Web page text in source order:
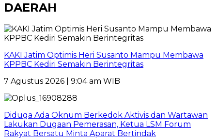
DAERAH
KAKI Jatim Optimis Heri Susanto Mampu Membawa
KPPBC Kediri Semakin Berintegritas
7 Agustus 2026 | 9:04 am WIB
Diduga Ada Oknum Berkedok Aktivis dan Wartawan
Lakukan Dugaan Pemerasan, Ketua LSM Forum
Rakyat Bersatu Minta Aparat Bertindak